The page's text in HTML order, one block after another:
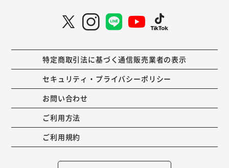
特定商取引法に基づく通信販売業者の表示
セキュリティ・プライバシーポリシー
お問い合わせ
ご利用方法
ご利用規約